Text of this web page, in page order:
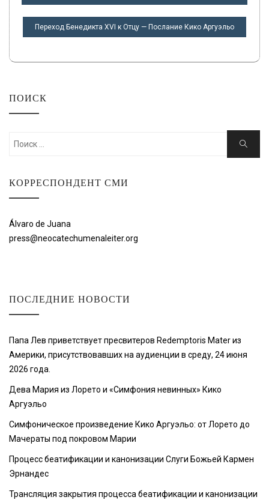
ЗАПИСЯМ
Переход Бенедикта XVI к Отцу — Послание Кико Аргуэльо
ПОИСК
Искать:
Поиск
КОРРЕСПОНДЕНТ СМИ
Álvaro de Juana
press@neocatechumenaleiter.org
ПОСЛЕДНИЕ НОВОСТИ
Папа Лев приветствует пресвитеров Redemptoris Mater из
Америки, присутствовавших на аудиенции в среду, 24 июня
2026 года.
Дева Мария из Лорето и «Симфония невинных» Кико
Аргуэльо
Симфоническое произведение Кико Аргуэльо: от Лорето до
Мачераты под покровом Марии
Процесс беатификации и канонизации Слуги Божьей Кармен
Эрнандес
Трансляция закрытия процесса беатификации и канонизации